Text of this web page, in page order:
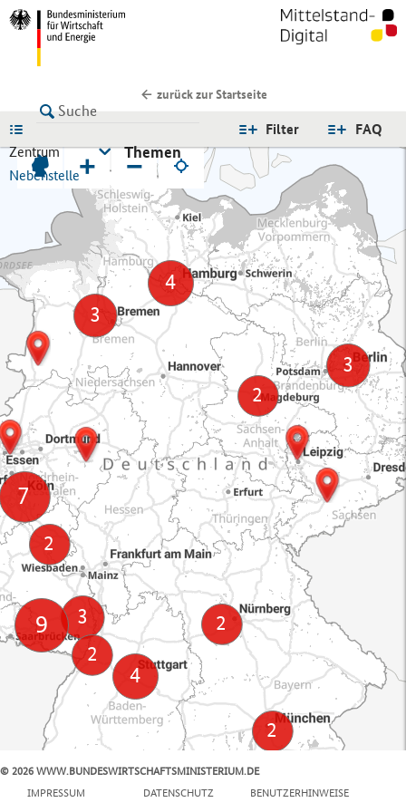
zurück zur Startseite
FAQ
Filter
Zentrum
Nebenstelle
Themen
+ −
© 2026 WWW.BUNDESWIRTSCHAFTSMINISTERIUM.DE
IMPRESSUM
DATENSCHUTZ BENUTZERHINWEISE